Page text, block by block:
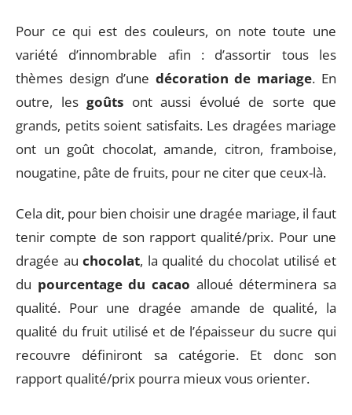
Pour ce qui est des couleurs, on note toute une
variété d’innombrable afin : d’assortir tous les
thèmes design d’une décoration de mariage. En
outre, lesgoûts ont aussi évolué de sorte que
grands, petits soient satisfaits. Les dragées mariage
ont un goût chocolat, amande, citron, framboise,
nougatine, pâte de fruits, pour ne citer que ceux-là.
Cela dit, pour bien choisir une dragée mariage, il faut
tenir compte de son rapport qualité/prix. Pour une
dragée au chocolat, la qualité du chocolat utilisé et
du pourcentage du cacao alloué déterminera sa
qualité. Pour une dragée amande de qualité, la
qualité du fruit utilisé et de l’épaisseur du sucre qui
recouvre définiront sa catégorie. Et donc son
rapport qualité/prix pourra mieux vous orienter.